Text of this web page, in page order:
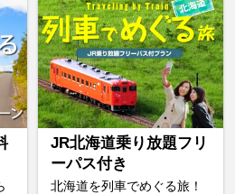
JR北海道乗り放題フリ
ーパス付き
北海道を列車でめぐる旅！